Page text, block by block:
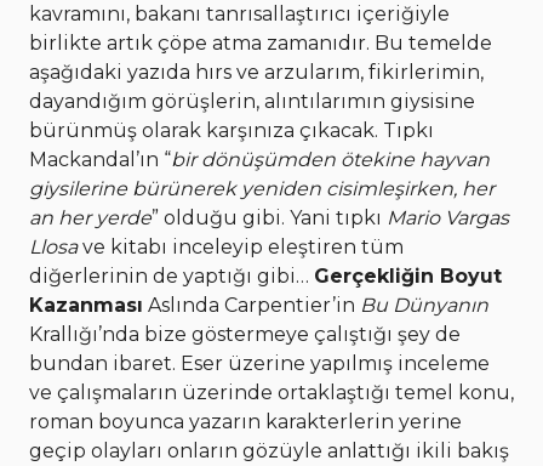
kavramını, bakanı tanrısallaştırıcı içeriğiyle
birlikte artık çöpe atma zamanıdır. Bu temelde
aşağıdaki yazıda hırs ve arzularım, fikirlerimin,
dayandığım görüşlerin, alıntılarımın giysisine
bürünmüş olarak karşınıza çıkacak. Tıpkı
Mackandal’ın “bir dönüşümden ötekine hayvan
giysilerine bürünerek yeniden cisimleşirken, her
an her yerde” olduğu gibi. Yani tıpkı Mario Vargas
Llosave kitabı inceleyip eleştiren tüm
diğerlerinin de yaptığı gibi… Gerçekliğin Boyut
Kazanması Aslında Carpentier’in Bu Dünyanın
Krallığı’nda bize göstermeye çalıştığı şey de
bundan ibaret. Eser üzerine yapılmış inceleme
ve çalışmaların üzerinde ortaklaştığı temel konu,
roman boyunca yazarın karakterlerin yerine
geçip olayları onların gözüyle anlattığı ikili bakış